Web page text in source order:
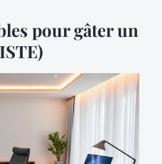
pour gâter un